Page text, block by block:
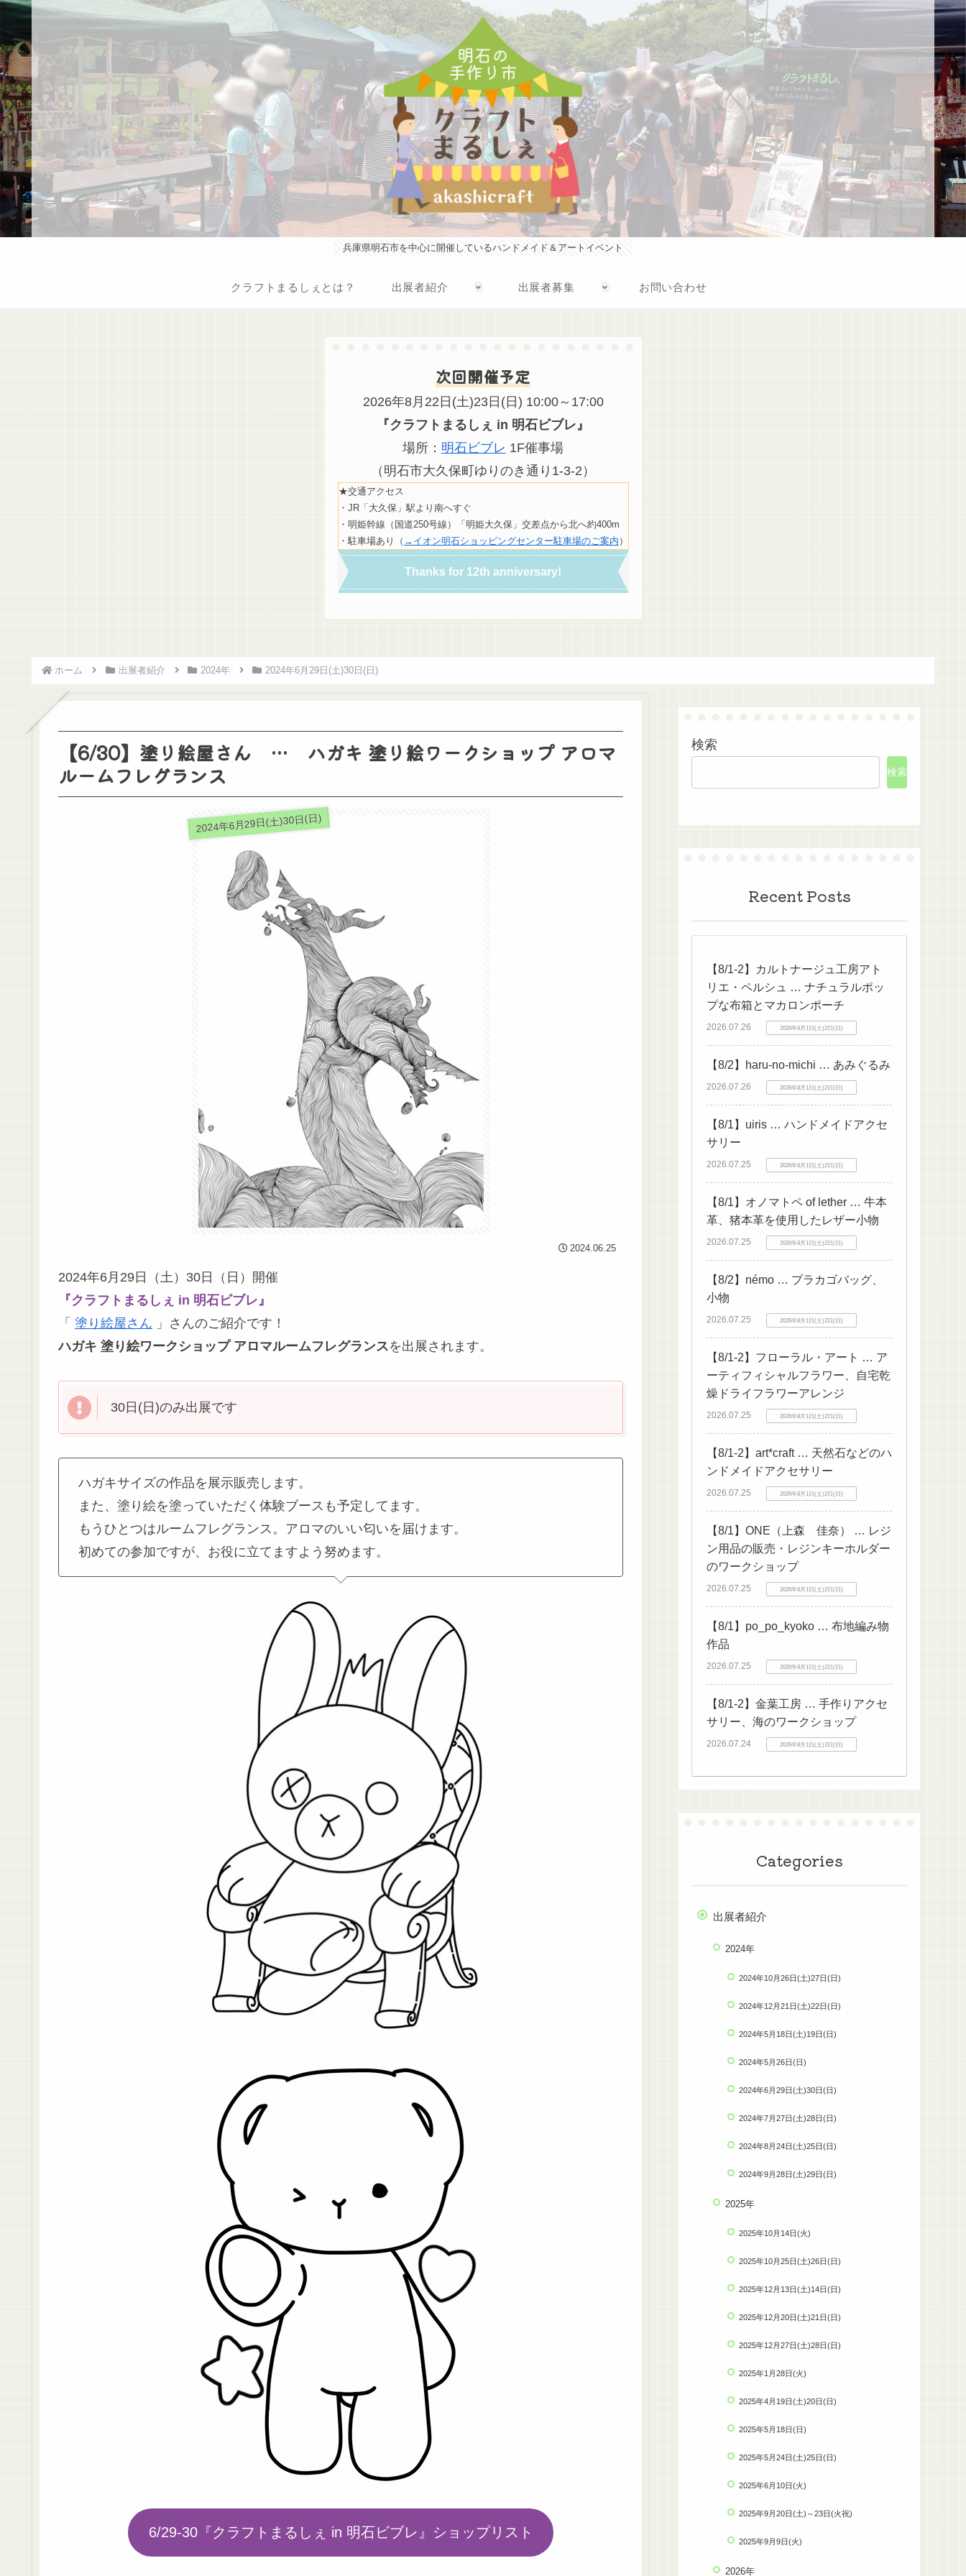
兵庫県明石市を中心に開催しているハンドメイド＆アートイベント
クラフトまるしぇとは？ 出展者紹介 出展者募集 お問い合わせ
次回開催予定
2026年8月22日(土)23日(日) 10:00～17:00
『クラフトまるしぇ in 明石ビブレ』
場所： 明石ビブレ 1F催事場
（明石市大久保町ゆりのき通り1-3-2）
★交通アクセス
・JR「大久保」駅より南へすぐ
・明姫幹線（国道250号線）「明姫大久保」交差点から北へ約400m
・駐車場あり（ →イオン明石ショッピングセンター駐車場のご案内 ）
Thanks for 12th anniversary!
ホーム 出展者紹介 2024年 2024年6月29日(土)30日(日)
【6/30】塗り絵屋さん … ハガキ 塗り絵ワークショップ アロマ
ルームフレグランス
2024年6月29日(土)30日(日)
2024.06.25
2024年6月29日（土）30日（日）開催
『クラフトまるしぇ in 明石ビブレ』
「 塗り絵屋さん 」さんのご紹介です！
ハガキ 塗り絵ワークショップ アロマルームフレグランスを出展されます。
30日(日)のみ出展です
ハガキサイズの作品を展示販売します。
また、塗り絵を塗っていただく体験ブースも予定してます。
もうひとつはルームフレグランス。アロマのいい匂いを届けます。
初めての参加ですが、お役に立てますよう努めます。
6/29-30『クラフトまるしぇ in 明石ビブレ』ショップリスト
検索
検索
Recent Posts
【8/1-2】カルトナージュ工房アト
リエ・ペルシュ … ナチュラルポッ
プな布箱とマカロンポーチ
2026.07.26 2026年8月1日(土)2日(日)
【8/2】haru-no-michi … あみぐるみ
2026.07.26 2026年8月1日(土)2日(日)
【8/1】uiris … ハンドメイドアクセ
サリー
2026.07.25 2026年8月1日(土)2日(日)
【8/1】オノマトペ of lether … 牛本
革、猪本革を使用したレザー小物
2026.07.25 2026年8月1日(土)2日(日)
【8/2】némo … プラカゴバッグ、
小物
2026.07.25 2026年8月1日(土)2日(日)
【8/1-2】フローラル・アート … ア
ーティフィシャルフラワー、自宅乾
燥ドライフラワーアレンジ
2026.07.25 2026年8月1日(土)2日(日)
【8/1-2】art*craft … 天然石などのハ
ンドメイドアクセサリー
2026.07.25 2026年8月1日(土)2日(日)
【8/1】ONE（上森 佳奈） … レジ
ン用品の販売・レジンキーホルダー
のワークショップ
2026.07.25 2026年8月1日(土)2日(日)
【8/1】po_po_kyoko … 布地編み物
作品
2026.07.25 2026年8月1日(土)2日(日)
【8/1-2】金葉工房 … 手作りアクセ
サリー、海のワークショップ
2026.07.24 2026年8月1日(土)2日(日)
Categories
出展者紹介
2024年
2024年10月26日(土)27日(日)
2024年12月21日(土)22日(日)
2024年5月18日(土)19日(日)
2024年5月26日(日)
2024年6月29日(土)30日(日)
2024年7月27日(土)28日(日)
2024年8月24日(土)25日(日)
2024年9月28日(土)29日(日)
2025年
2025年10月14日(火)
2025年10月25日(土)26日(日)
2025年12月13日(土)14日(日)
2025年12月20日(土)21日(日)
2025年12月27日(土)28日(日)
2025年1月28日(火)
2025年4月19日(土)20日(日)
2025年5月18日(日)
2025年5月24日(土)25日(日)
2025年6月10日(火)
2025年9月20日(土)～23日(火祝)
2025年9月9日(火)
2026年